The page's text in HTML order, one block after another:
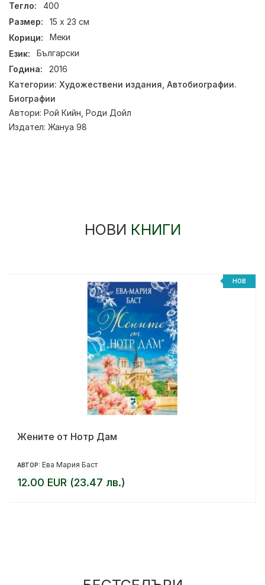
Тегло:
400
Размер:
15 x 23 см
Корици:
Меки
Език:
Български
Година:
2016
Категории: Художествени издания Автобиографии.
Биографии
Автори: Рой Кийн Роди Дойл
Издател: Жануа 98
НОВИ КНИГИ
НОВ
Жените от Нотр Дам
АВТОР: Ева Мария Баст
12.00 EUR (23.47 лв.)